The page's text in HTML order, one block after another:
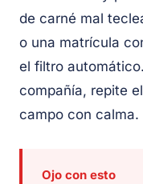
de carné mal
o una matrícula
el filtro
compañía, repite
campo con calma.
Ojo con esto